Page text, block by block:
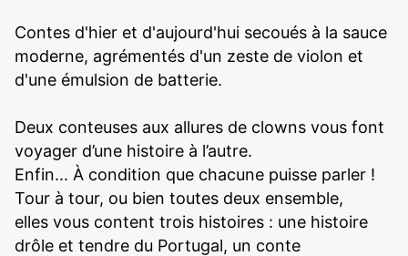
Contes d'hier et d'aujourd'hui secoués à la sauce
moderne, agrémentés d'un zeste de violon et
d'une émulsion de batterie.
Deux conteuses aux allures de clowns vous font
voyager d’une histoire à l’autre.
Enfin... À condition que chacune puisse parler !
Tour à tour, ou bien toutes deux ensemble,
elles vous content trois histoires : une histoire
drôle et tendre du Portugal, un conte